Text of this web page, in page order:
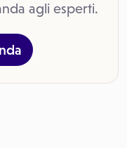
agli esperti.